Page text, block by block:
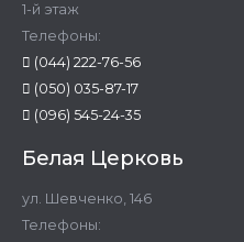
1-й этаж
Телефоны:
(044) 222-76-56
(050) 035-87-17
(096) 545-24-35
Белая Церковь
ул. Шевченко, 146
Телефоны: